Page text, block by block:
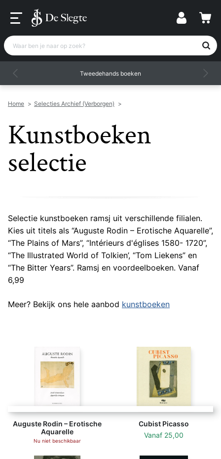
Waar ben je naar op zoek?
Tweedehands boeken
Home > Selecties Archief (Verborgen) >
Kunstboeken
selectie
Selectie kunstboeken ramsj uit verschillende filialen.
Kies uit titels als “Auguste Rodin – Erotische Aquarelle”,
“The Plains of Mars”, “Intérieurs d'églises 1580- 1720”,
“The Illustrated World of Tolkien’, “Tom Liekens” en
“The Bitter Years”. Ramsj en voordeelboeken. Vanaf
6,99
Meer? Bekijk ons hele aanbod kunstboeken
Auguste Rodin – Erotische
Aquarelle
Nu niet beschikbaar
Cubist Picasso
Vanaf 25,00